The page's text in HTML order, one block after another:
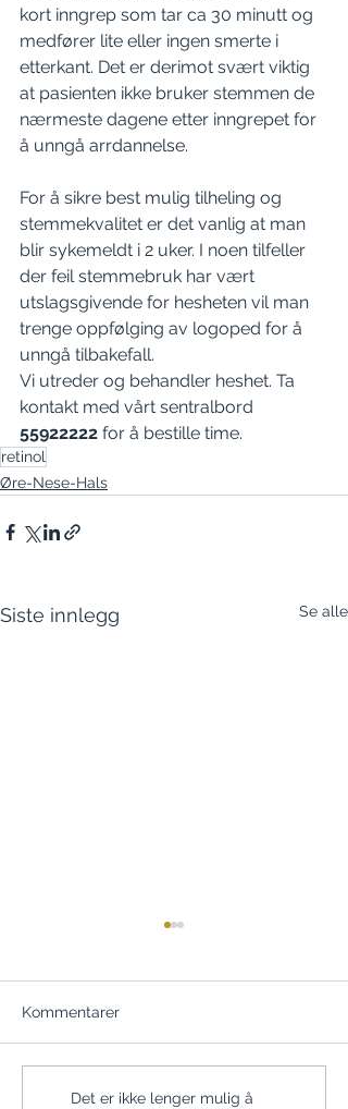
kort inngrep som tar ca 30 minutt og
medfører lite eller ingen smerte i
etterkant. Det er derimot svært viktig
at pasienten ikke bruker stemmen de
nærmeste dagene etter inngrepet for
å unngå arrdannelse.
For å sikre best mulig tilheling og
stemmekvalitet er det vanlig at man
blir sykemeldt i 2 uker. I noen tilfeller
der feil stemmebruk har vært
utslagsgivende for hesheten vil man
trenge oppfølging av logoped for å
unngå tilbakefall.
Vi utreder og behandler heshet. Ta
kontakt med vårt sentralbord
55922222 for å bestille time.
retinol
Øre-Nese-Hals
Siste innlegg Se alle
TUNGEBÅND OFTE
Kommentarer
Det er ikke lenger mulig å